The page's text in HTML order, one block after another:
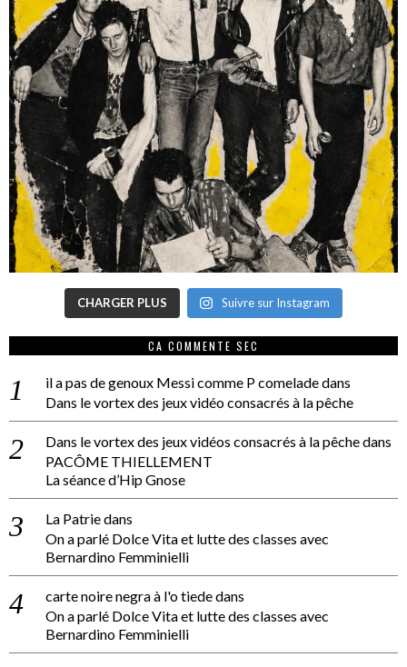
CHARGER PLUS Suivre sur Instagram
CA COMMENTE SEC
il a pas de genoux Messi comme P comeladedans
Dans le vortex des jeux vidéo consacrés à la pêche
Dans le vortex des jeux vidéos consacrés à la pêchedans
PACÔME THIELLEMENT
La séance d’Hip Gnose
La Patriedans
On a parlé Dolce Vita et lutte des classes avec
Bernardino Femminielli
carte noire negra à l'o tiededans
On a parlé Dolce Vita et lutte des classes avec
Bernardino Femminielli